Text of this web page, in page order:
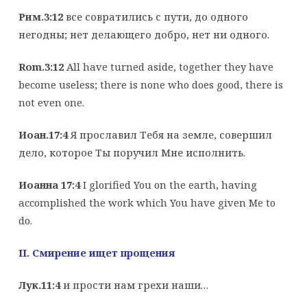
Рим.3:12все совратились с пути, до одного
негодны; нет делающего добро, нет ни одного.
Rom.3:12All have turned aside, together they have
become useless; there is none who does good, there is
not even one.
Иоан.17:4Я прославил Тебя на земле, совершил
дело, которое Ты поручил Мне исполнить.
Иоанна 17:4I glorified You on the earth, having
accomplished the work which You have given Me to
do.
II. Смирение ищет прощения
Лук.11:4и прости нам грехи наши…